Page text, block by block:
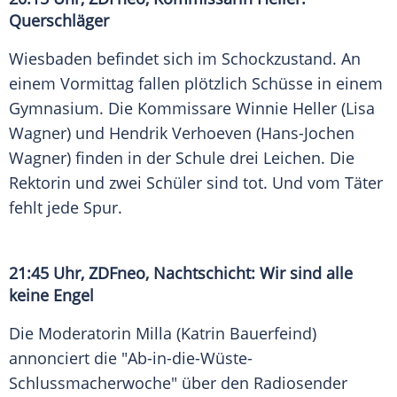
Querschläger
Wiesbaden befindet sich im Schockzustand. An
einem Vormittag fallen plötzlich Schüsse in einem
Gymnasium. Die Kommissare Winnie Heller (Lisa
Wagner) und Hendrik Verhoeven (Hans-Jochen
Wagner) finden in der Schule drei Leichen. Die
Rektorin und zwei Schüler sind tot. Und vom Täter
fehlt jede Spur.
21:45 Uhr, ZDFneo, Nachtschicht: Wir sind alle
keine Engel
Die Moderatorin Milla (Katrin Bauerfeind)
annonciert die "Ab-in-die-Wüste-
Schlussmacherwoche" über den Radiosender